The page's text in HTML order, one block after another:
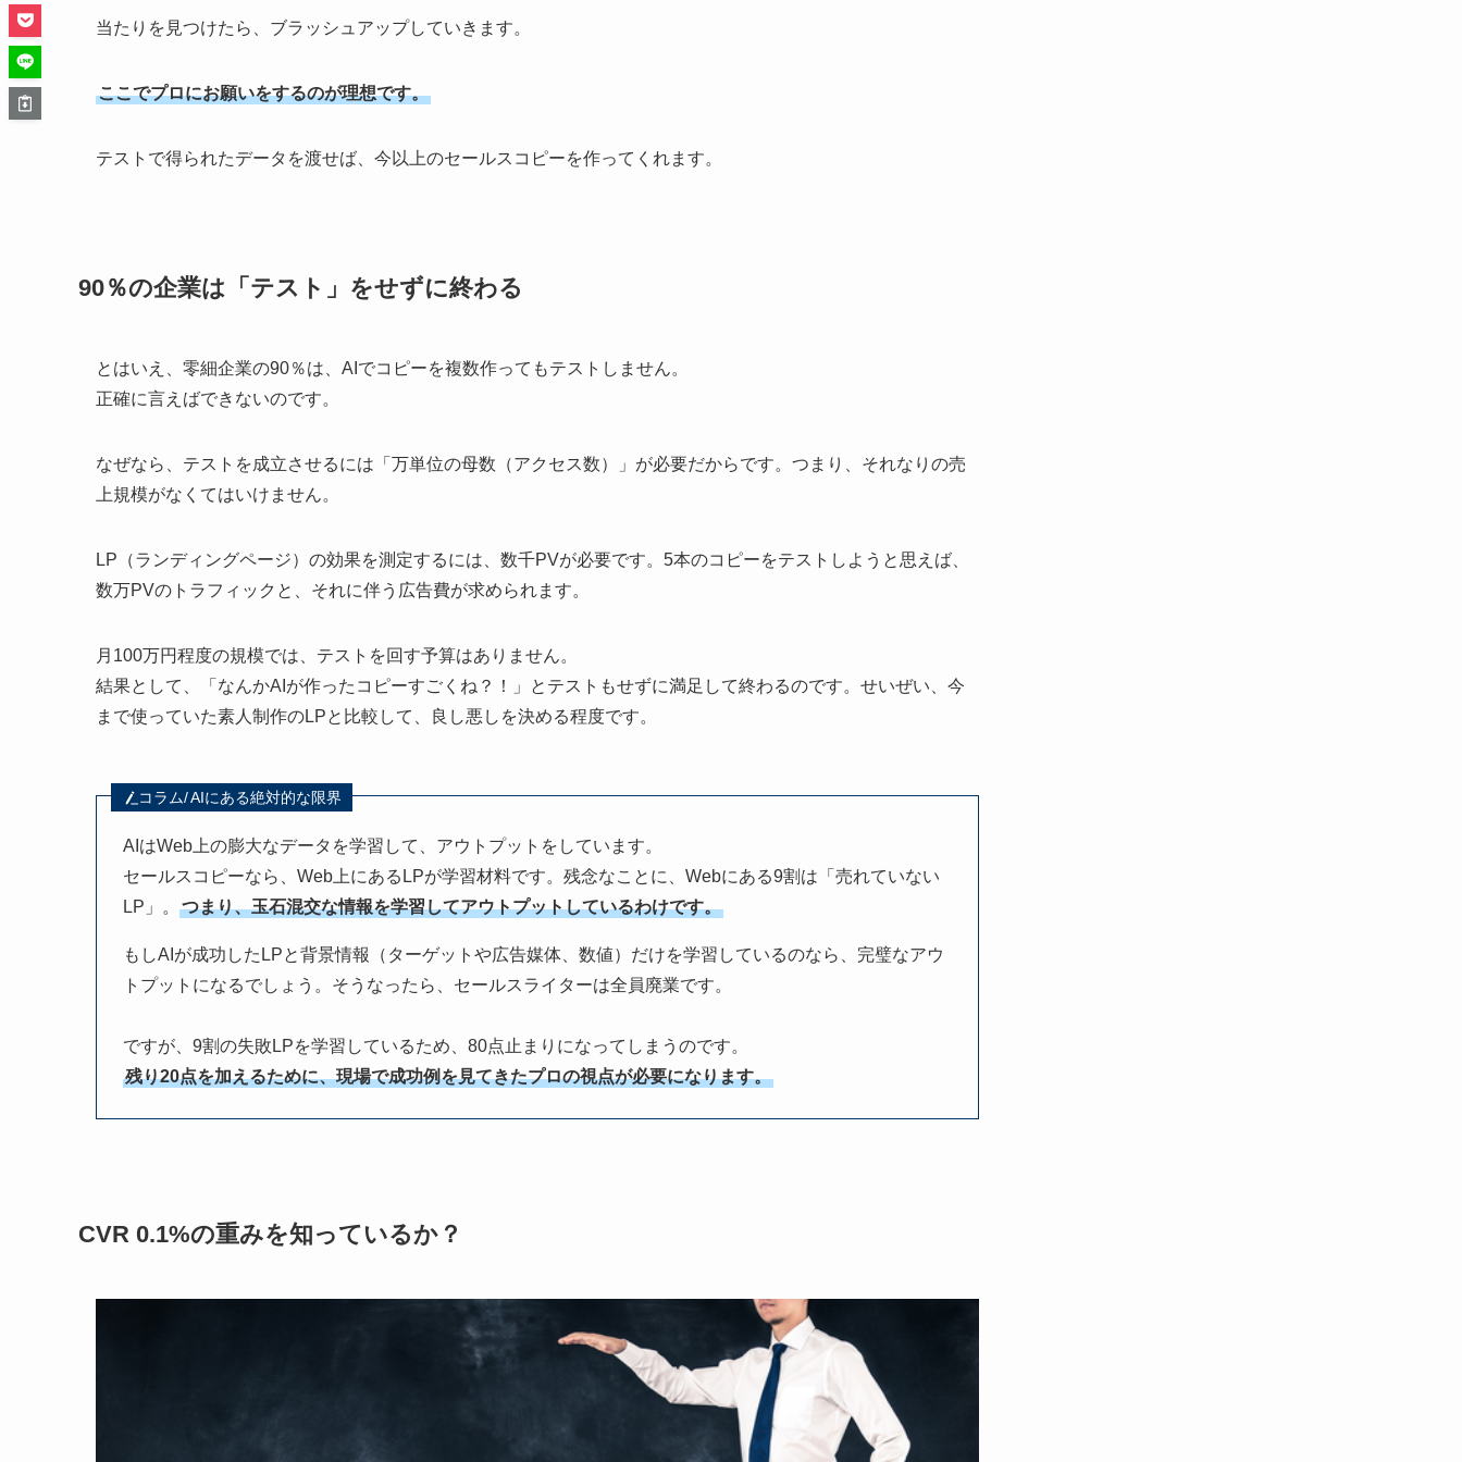
当たりを見つけたら、ブラッシュアップしていきます。
ここでプロにお願いをするのが理想です。
テストで得られたデータを渡せば、今以上のセールスコピーを作ってくれます。
90％の企業は「テスト」をせずに終わる
とはいえ、零細企業の90％は、AIでコピーを複数作ってもテストしません。
正確に言えばできないのです。
なぜなら、テストを成立させるには「万単位の母数（アクセス数）」が必要だからです。つまり、それなりの売
上規模がなくてはいけません。
LP（ランディングページ）の効果を測定するには、数千PVが必要です。5本のコピーをテストしようと思えば、
数万PVのトラフィックと、それに伴う広告費が求められます。
月100万円程度の規模では、テストを回す予算はありません。
結果として、「なんかAIが作ったコピーすごくね？！」とテストもせずに満足して終わるのです。せいぜい、今
まで使っていた素人制作のLPと比較して、良し悪しを決める程度です。
コラム/AIにある絶対的な限界
AIはWeb上の膨大なデータを学習して、アウトプットをしています。
セールスコピーなら、Web上にあるLPが学習材料です。残念なことに、Webにある9割は「売れていない
LP」。
つまり、玉石混交な情報を学習してアウトプットしているわけです。
もしAIが成功したLPと背景情報（ターゲットや広告媒体、数値）だけを学習しているのなら、完璧なアウ
トプットになるでしょう。そうなったら、セールスライターは全員廃業です。
ですが、9割の失敗LPを学習しているため、80点止まりになってしまうのです。
残り20点を加えるために、現場で成功例を見てきたプロの視点が必要になります。
CVR 0.1%の重みを知っているか？